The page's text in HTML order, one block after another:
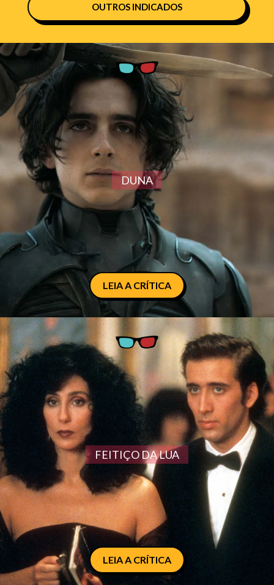
OUTROS INDICADOS
DUNA
LEIA A CRÍTICA
FEITIÇO DA LUA
LEIA A CRÍTICA